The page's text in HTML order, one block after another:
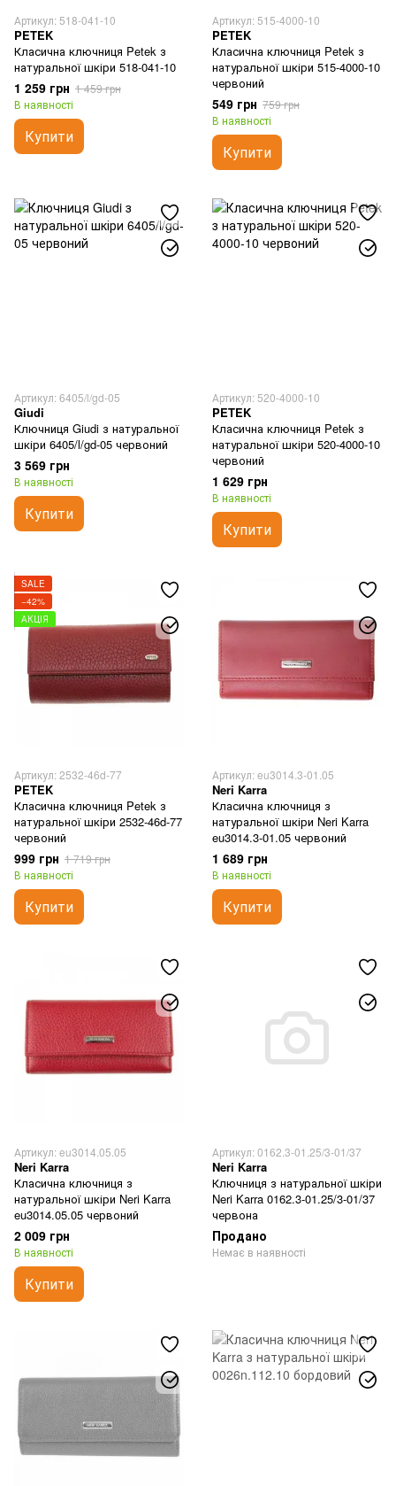
Артикул: 518-041-10
PETEK
Класична ключниця Petek з
натуральної шкіри 518-041-10
1 259 грн 1 459 грн
В наявності
Купити
Артикул: 515-4000-10
PETEK
Класична ключниця Petek з
натуральної шкіри 515-4000-10
червоний
549 грн 759 грн
В наявності
Купити
Артикул: 6405/l/gd-05
Giudi
Ключниця Giudi з натуральної
шкіри 6405/l/gd-05 червоний
3 569 грн
В наявності
Купити
Артикул: 520-4000-10
PETEK
Класична ключниця Petek з
натуральної шкіри 520-4000-10
червоний
1 629 грн
В наявності
Купити
SALE
−42%
АКЦІЯ
Артикул: 2532-46d-77
PETEK
Класична ключниця Petek з
натуральної шкіри 2532-46d-77
червоний
999 грн 1 719 грн
В наявності
Купити
Артикул: eu3014.3-01.05
Neri Karra
Класична ключниця з
натуральної шкіри Neri Karra
eu3014.3-01.05 червоний
1 689 грн
В наявності
Купити
Артикул: eu3014.05.05
Neri Karra
Класична ключниця з
натуральної шкіри Neri Karra
eu3014.05.05 червоний
2 009 грн
В наявності
Купити
Артикул: 0162.3-01.25/3-01/37
Neri Karra
Ключниця з натуральної шкіри
Neri Karra 0162.3-01.25/3-01/37
червона
Продано
Немає в наявності